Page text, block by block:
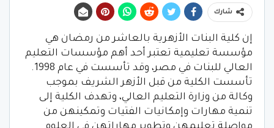
شارك
إن كلية البنات الأزهرية بالعاشر من رمضان هي
مؤسسة تعليمية تعتبر أحد أهم مؤسسات التعليم
العالي للبنات في مصر، وقد تأسست في عام 1998.
تأسست الكلية من قبل الأزهر الشريف بموجب
وكالة من وزارة التعليم العالي، وتهدف الكلية إلى
تنمية مهارات وإمكانيات الفتيات وتمكينهن من